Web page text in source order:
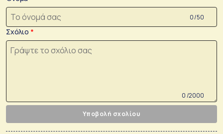
0 /50
Σχόλιο
0 /2000
Υποβολή σχολίου